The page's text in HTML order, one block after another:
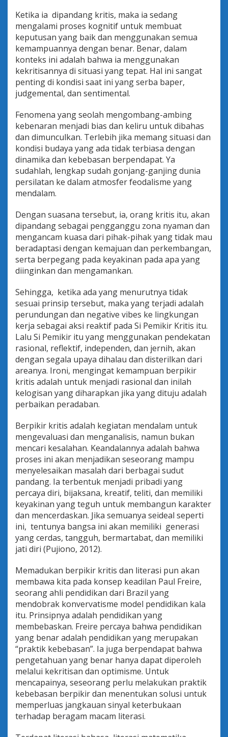
Ketika ia dipandang kritis, maka ia sedang
mengalami proses kognitif untuk membuat
keputusan yang baik dan menggunakan semua
kemampuannya dengan benar. Benar, dalam
konteks ini adalah bahwa ia menggunakan
kekritisannya di situasi yang tepat. Hal ini sangat
penting di kondisi saat ini yang serba baper,
judgemental, dan sentimental.
Fenomena yang seolah mengombang-ambing
kebenaran menjadi bias dan keliru untuk dibahas
dan dimunculkan. Terlebih jika memang situasi dan
kondisi budaya yang ada tidak terbiasa dengan
dinamika dan kebebasan berpendapat. Ya
sudahlah, lengkap sudah gonjang-ganjing dunia
persilatan ke dalam atmosfer feodalisme yang
mendalam.
Dengan suasana tersebut, ia, orang kritis itu, akan
dipandang sebagai pengganggu zona nyaman dan
mengancam kuasa dari pihak-pihak yang tidak mau
beradaptasi dengan kemajuan dan perkembangan,
serta berpegang pada keyakinan pada apa yang
diinginkan dan mengamankan.
Sehingga, ketika ada yang menurutnya tidak
sesuai prinsip tersebut, maka yang terjadi adalah
perundungan dan negative vibes ke lingkungan
kerja sebagai aksi reaktif pada Si Pemikir Kritis itu.
Lalu Si Pemikir itu yang menggunakan pendekatan
rasional, reflektif, independen, dan jernih, akan
dengan segala upaya dihalau dan disterilkan dari
areanya. Ironi, mengingat kemampuan berpikir
kritis adalah untuk menjadi rasional dan inilah
kelogisan yang diharapkan jika yang dituju adalah
perbaikan peradaban.
Berpikir kritis adalah kegiatan mendalam untuk
mengevaluasi dan menganalisis, namun bukan
mencari kesalahan. Keandalannya adalah bahwa
proses ini akan menjadikan seseorang mampu
menyelesaikan masalah dari berbagai sudut
pandang. Ia terbentuk menjadi pribadi yang
percaya diri, bijaksana, kreatif, teliti, dan memiliki
keyakinan yang teguh untuk membangun karakter
dan mencerdaskan. Jika semuanya seideal seperti
ini, tentunya bangsa ini akan memiliki generasi
yang cerdas, tangguh, bermartabat, dan memiliki
jati diri (Pujiono, 2012).
Memadukan berpikir kritis dan literasi pun akan
membawa kita pada konsep keadilan Paul Freire,
seorang ahli pendidikan dari Brazil yang
mendobrak konvervatisme model pendidikan kala
itu. Prinsipnya adalah pendidikan yang
membebaskan. Freire percaya bahwa pendidikan
yang benar adalah pendidikan yang merupakan
“praktik kebebasan”. Ia juga berpendapat bahwa
pengetahuan yang benar hanya dapat diperoleh
melalui kekritisan dan optimisme. Untuk
mencapainya, seseorang perlu melakukan praktik
kebebasan berpikir dan menentukan solusi untuk
memperluas jangkauan sinyal keterbukaan
terhadap beragam macam literasi.